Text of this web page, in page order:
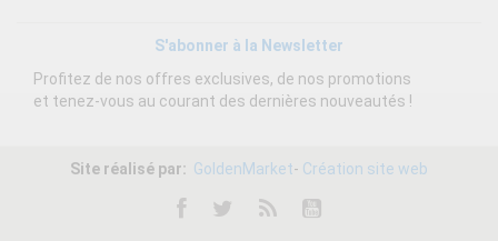
S'abonner à la Newsletter
Profitez de nos offres exclusives, de nos promotions
et tenez-vous au courant des dernières nouveautés !
Site réalisé par: GoldenMarket- Création site web